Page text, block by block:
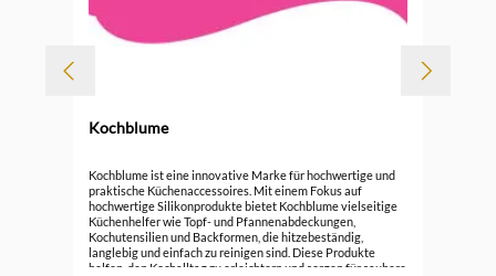
Kochblume
Kochblume ist eine innovative Marke für hochwertige und
praktische Küchenaccessoires. Mit einem Fokus auf
hochwertige Silikonprodukte bietet Kochblume vielseitige
Küchenhelfer wie Topf- und Pfannenabdeckungen,
Kochutensilien und Backformen, die hitzebeständig,
langlebig und einfach zu reinigen sind. Diese Produkte
helfen, den Kochalltag zu erleichtern und sorgen für saubere